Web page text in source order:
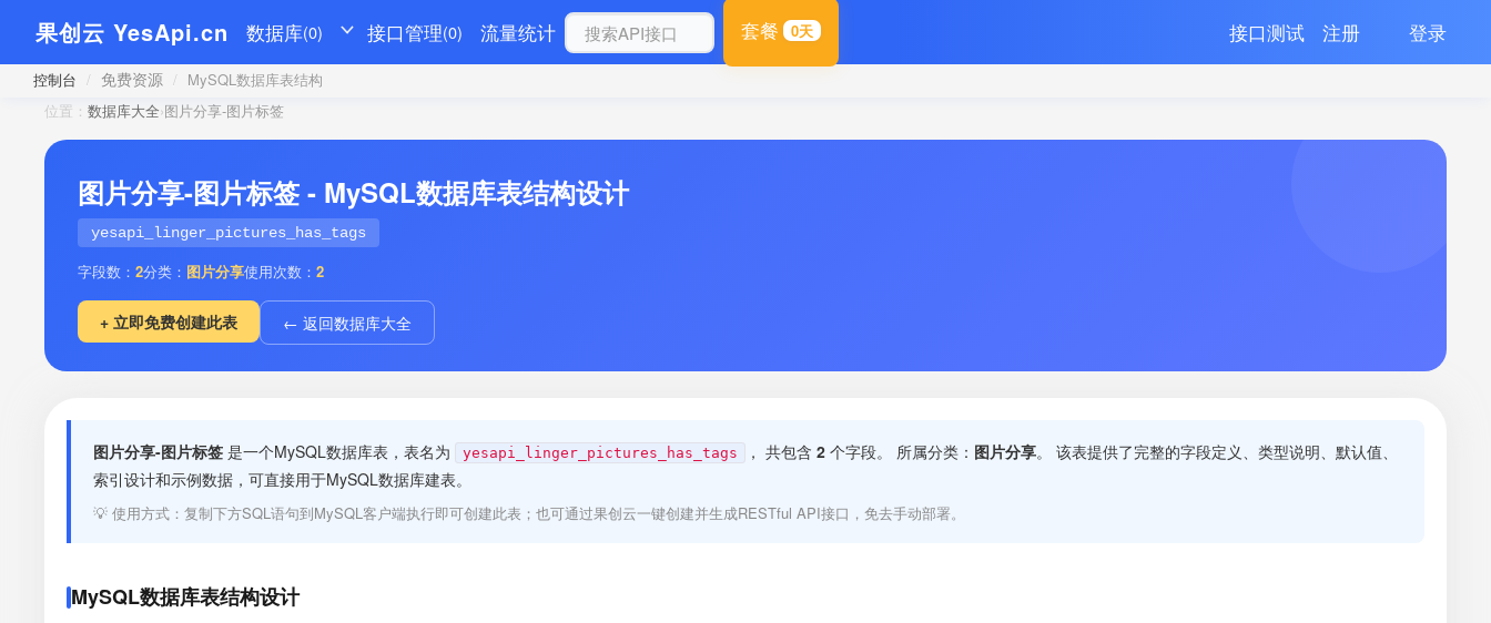
果创云 YesApi.cn 数据库(0) 接口管理(0) 流量统计 套餐 0天 接口测试 注册 登录
控制台 / 免费资源 / MySQL数据库表结构
位置： 数据库大全›图片分享-图片标签
图片分享-图片标签 - MySQL数据库表结构设计
yesapi_linger_pictures_has_tags
字段数： 2分类： 图片分享使用次数： 2
+ 立即免费创建此表 ← 返回数据库大全
图片分享-图片标签 是一个MySQL数据库表，表名为 yesapi_linger_pictures_has_tags ， 共包含 2 个字段。 所属分类： 图片分享。 该表提供了完整的字段定义、类型说明、默认值、
索引设计和示例数据，可直接用于MySQL数据库建表。
💡 使用方式：复制下方SQL语句到MySQL客户端执行即可创建此表；也可通过果创云一键创建并生成RESTful API接口，免去手动部署。
MySQL数据库表结构设计